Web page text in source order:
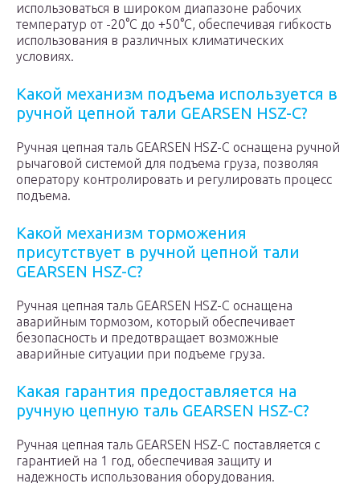
использоваться в широком диапазоне рабочих
температур от -20°C до +50°C, обеспечивая гибкость
использования в различных климатических
условиях.
Какой механизм подъема используется в
ручной цепной тали GEARSEN HSZ-C?
Ручная цепная таль GEARSEN HSZ-C оснащена ручной
рычаговой системой для подъема груза, позволяя
оператору контролировать и регулировать процесс
подъема.
Какой механизм торможения
присутствует в ручной цепной тали
GEARSEN HSZ-C?
Ручная цепная таль GEARSEN HSZ-C оснащена
аварийным тормозом, который обеспечивает
безопасность и предотвращает возможные
аварийные ситуации при подъеме груза.
Какая гарантия предоставляется на
ручную цепную таль GEARSEN HSZ-C?
Ручная цепная таль GEARSEN HSZ-C поставляется с
гарантией на 1 год, обеспечивая защиту и
надежность использования оборудования.